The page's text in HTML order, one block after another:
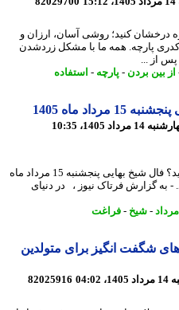
کنید؛ روشی آسان، ارزان و
پارچه. همه ما با مشکل زردشدن
...
بردن-پارچه-استفاده
1405
آیا می خواهید بدانید امروز چه پیش می آید؟ فال شیخ بهایی پنجشنبه 15 مرداد ماه
به گزارش فرتاک نیوز ، در دنیای
-شیخ -فراغت
انگیز برای متولدین
82025916